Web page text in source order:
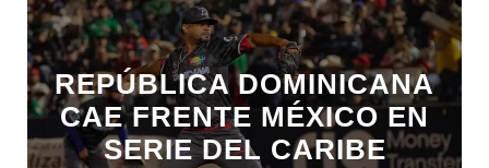
REPÚBLICA DOMINICANA
CAE FRENTE MÉXICO EN
SERIE DEL CARIBE